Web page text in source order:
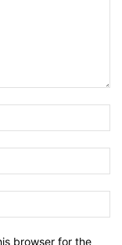
browser for the